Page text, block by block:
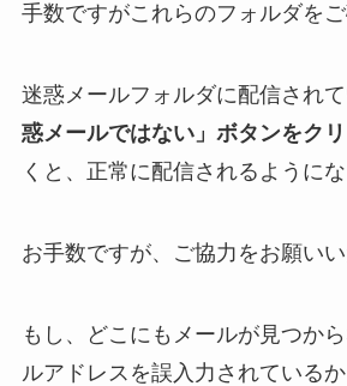
手数ですがこれらのフォルダをご
迷惑メールフォルダに配信されて
惑メールではない」ボタンをク
くと、正常に配信されるようにな
お手数ですが、ご協力をお願いい
もし、どこにもメールが見つか
ルアドレスを誤入力されている